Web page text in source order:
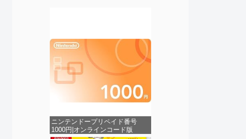
ニンテンドープリペイド番号
1000円|オンラインコード版